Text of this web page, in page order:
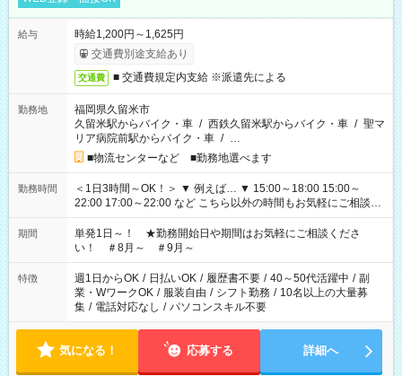
給与
時給1,200円～1,625円
交通費別途支給あり
交通費 ■ 交通費規定内支給 ※派遣先による
勤務地
福岡県久留米市
久留米駅からバイク・車 / 西鉄久留米駅からバイク・車 / 聖マ
リア病院前駅からバイク・車 / …
■物流センターなど ■勤務地選べます
勤務時間
＜1日3時間～OK！＞ ▼ 例えば… ▼ 15:00～18:00 15:00～
22:00 17:00～22:00 など こちら以外の時間もお気軽にご相談く
ださい！
期間
単発1日～！ ★勤務開始日や期間はお気軽にご相談くださ
い！ ＃8月～ ＃9月～
特徴 週1日からOK / 日払いOK / 履歴書不要 / 40～50代活躍中 / 副
業・WワークOK / 服装自由 / シフト勤務 / 10名以上の大量募
集 / 電話対応なし / パソコンスキル不要
気になる！ 応募する 詳細へ